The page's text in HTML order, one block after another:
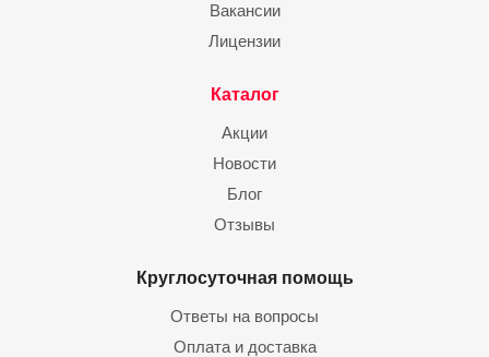
Вакансии
Лицензии
Каталог
Акции
Новости
Блог
Отзывы
Круглосуточная помощь
Ответы на вопросы
Оплата и доставка